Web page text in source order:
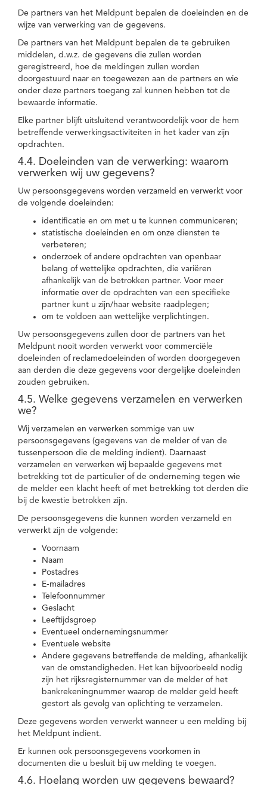
De partners van het Meldpunt bepalen de doeleinden en de
wijze van verwerking van de gegevens.
De partners van het Meldpunt bepalen de te gebruiken
middelen, d.w.z. de gegevens die zullen worden
geregistreerd, hoe de meldingen zullen worden
doorgestuurd naar en toegewezen aan de partners en wie
onder deze partners toegang zal kunnen hebben tot de
bewaarde informatie.
Elke partner blijft uitsluitend verantwoordelijk voor de hem
betreffende verwerkingsactiviteiten in het kader van zijn
opdrachten.
4.4. Doeleinden van de verwerking: waarom
verwerken wij uw gegevens?
Uw persoonsgegevens worden verzameld en verwerkt voor
de volgende doeleinden:
identificatie en om met u te kunnen communiceren;
statistische doeleinden en om onze diensten te
verbeteren;
onderzoek of andere opdrachten van openbaar
belang of wettelijke opdrachten, die variëren
afhankelijk van de betrokken partner. Voor meer
informatie over de opdrachten van een specifieke
partner kunt u zijn/haar website raadplegen;
om te voldoen aan wettelijke verplichtingen.
Uw persoonsgegevens zullen door de partners van het
Meldpunt nooit worden verwerkt voor commerciële
doeleinden of reclamedoeleinden of worden doorgegeven
aan derden die deze gegevens voor dergelijke doeleinden
zouden gebruiken.
4.5. Welke gegevens verzamelen en verwerken
we?
Wij verzamelen en verwerken sommige van uw
persoonsgegevens (gegevens van de melder of van de
tussenpersoon die de melding indient). Daarnaast
verzamelen en verwerken wij bepaalde gegevens met
betrekking tot de particulier of de onderneming tegen wie
de melder een klacht heeft of met betrekking tot derden die
bij de kwestie betrokken zijn.
De persoonsgegevens die kunnen worden verzameld en
verwerkt zijn de volgende:
Voornaam
Naam
Postadres
E-mailadres
Telefoonnummer
Geslacht
Leeftijdsgroep
Eventueel ondernemingsnummer
Eventuele website
Andere gegevens betreffende de melding, afhankelijk
van de omstandigheden. Het kan bijvoorbeeld nodig
zijn het rijksregisternummer van de melder of het
bankrekeningnummer waarop de melder geld heeft
gestort als gevolg van oplichting te verzamelen.
Deze gegevens worden verwerkt wanneer u een melding bij
het Meldpunt indient.
Er kunnen ook persoonsgegevens voorkomen in
documenten die u besluit bij uw melding te voegen.
4.6. Hoelang worden uw gegevens bewaard?